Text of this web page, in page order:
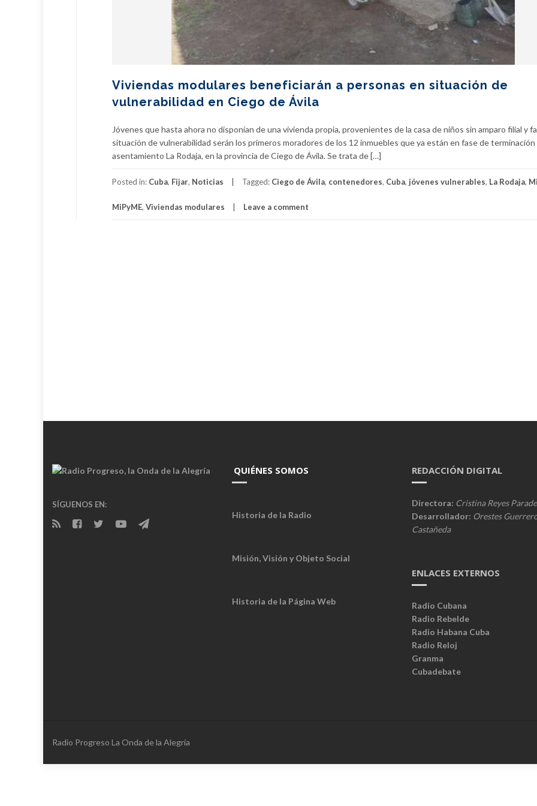
Viviendas modulares beneficiarán a personas en situación de
vulnerabilidad en Ciego de Ávila
Jóvenes que hasta ahora no disponían de una vivienda propia, provenientes de la casa de niños sin amparo filial y
situación de vulnerabilidad serán los primeros moradores de los 12 inmuebles que ya están en fase de terminación
asentamiento La Rodaja, en la provincia de Ciego de Ávila. Se trata de […]
Posted in: Cuba, Fijar, Noticias Tagged: Ciego de Ávila, contenedores, Cuba, jóvenes vulnerables, La Rodaja,
MiPyME, Viviendas modulares Leave a comment
SÍGUENOS EN:
QUIÉNES SOMOS
Historia de la Radio
Misión, Visión y Objeto Social
Historia de la Página Web
REDACCIÓN DIGITAL
Directora: Cristina Reyes
Desarrollador: Orestes
Castañeda
ENLACES EXTERNOS
Radio Cubana
Radio Rebelde
Radio Habana Cuba
Radio Reloj
Granma
Cubadebate
Radio Progreso La Onda de la Alegría